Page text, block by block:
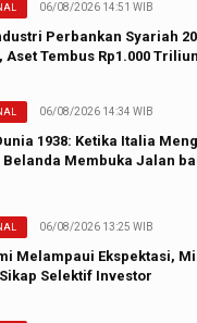
06/08/2026 14:51 WIB
Perbankan Syariah
Aset Tembus Rp1.000 Triliun
06/08/2026 14:34 WIB
1938: Ketika Italia
Belanda Membuka Jalan
06/08/2026 13:25 WIB
Melampaui Ekspektasi,
Selektif Investor